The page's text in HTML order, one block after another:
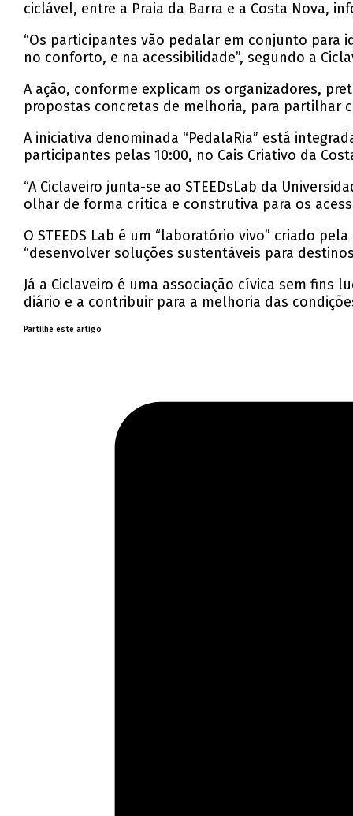
Ciclaveiro e o STEEDS Lab da Universidade
ciclável, entre a Praia da Barra e a Costa Nova,
“Os participantes vão pedalar em conjunto para
no conforto, e na acessibilidade”, segundo a
A ação, conforme explicam os organizadores,
propostas concretas de melhoria, para partilhar
A iniciativa denominada “PedalaRia” está
participantes pelas 10:00, no Cais Criativo da
“A Ciclaveiro junta-se ao STEEDsLab da
olhar de forma crítica e construtiva para os
O STEEDS Lab é um “laboratório vivo” criado
“desenvolver soluções sustentáveis para
Já a Ciclaveiro é uma associação cívica sem
diário e a contribuir para a melhoria das
Partilhe este artigo